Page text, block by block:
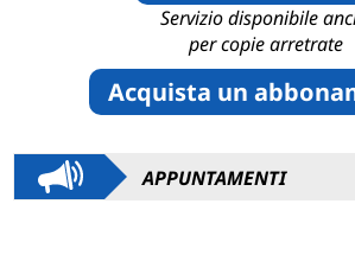
Servizio disponibile
per copie arretrate
Acquista un
APPUNTAMENTI